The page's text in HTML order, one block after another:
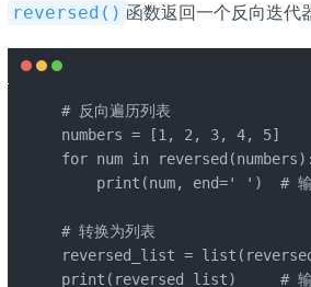
reversed() 函数返回一个反向迭代
# 反向遍历列表
numbers = [1, 2, 3, 4, 5]
for num in reversed(numbers):
print(num, end=' ')  #
# 转换为列表
reversed_list =
print(reversed_list)     #